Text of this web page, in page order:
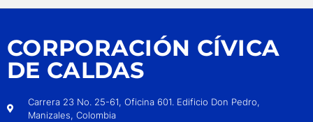
CORPORACIÓN CÍVICA
DE CALDAS
Carrera 23 No. 25-61, Oficina 601. Edificio Don Pedro,
Manizales, Colombia